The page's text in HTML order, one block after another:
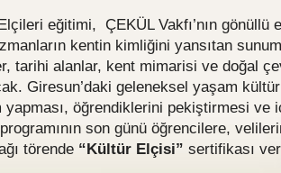
eğitimi, ÇEKÜL Vakfı’nın gönüllü
kentin kimliğini yansıtan
tarihi alanlar, kent mimarisi ve doğal
Giresun’daki geleneksel yaşam
yapması, öğrendiklerini pekiştirmesi ve
son günü öğrencilere,
törende “Kültür Elçisi” sertifikası